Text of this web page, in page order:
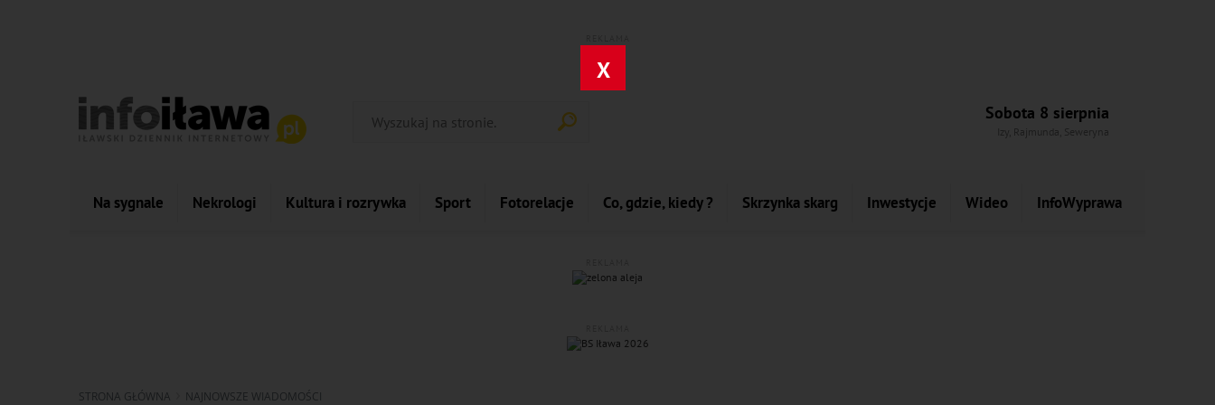
X
Sobota 8 sierpnia
Izy, Rajmunda, Seweryna
Na sygnale Nekrologi Kultura i rozrywka Sport Fotorelacje Co, gdzie, kiedy ? Skrzynka skarg Inwestycje Wideo InfoWyprawa
STRONA GŁÓWNA NAJNOWSZE WIADOMOŚCI